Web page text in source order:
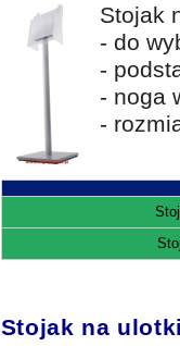
Stojak
- do
-
- noga
-
Stojak na